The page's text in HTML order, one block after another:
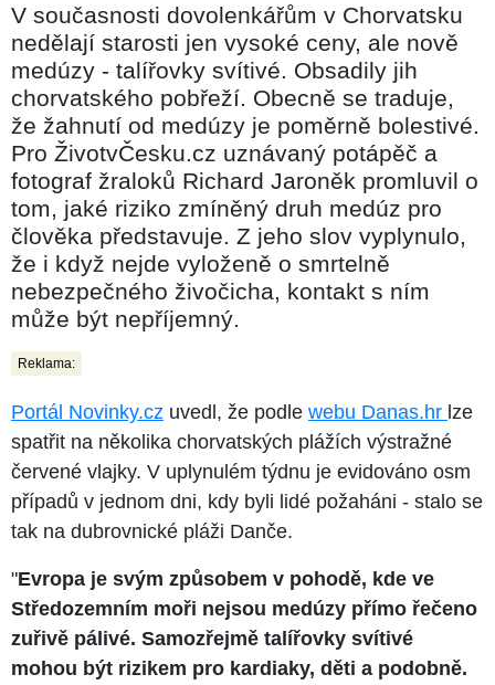
V současnosti dovolenkářům v Chorvatsku
nedělají starosti jen vysoké ceny, ale nově
medúzy - talířovky svítivé. Obsadily jih
chorvatského pobřeží. Obecně se traduje,
že žahnutí od medúzy je poměrně bolestivé.
Pro ŽivotvČesku.cz uznávaný potápěč a
fotograf žraloků Richard Jaroněk promluvil o
tom, jaké riziko zmíněný druh medúz pro
člověka představuje. Z jeho slov vyplynulo,
že i když nejde vyloženě o smrtelně
nebezpečného živočicha, kontakt s ním
může být nepříjemný.
Reklama:
Portál Novinky.cz uvedl, že podle webu Danas.hr lze
spatřit na několika chorvatských plážích výstražné
červené vlajky. V uplynulém týdnu je evidováno osm
případů v jednom dni, kdy byli lidé požaháni - stalo se
tak na dubrovnické pláži Danče.
"Evropa je svým způsobem v pohodě, kde ve
Středozemním moři nejsou medúzy přímo řečeno
zuřivě pálivé. Samozřejmě talířovky svítivé
mohou být rizikem pro kardiaky, děti a podobně.